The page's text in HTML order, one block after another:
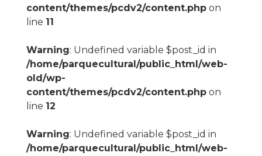
content/themes/pcdv2/content.phpon
line 11
Warning: Undefined variable $post_id in
/home/parquecultural/public_html/web-
old/wp-
content/themes/pcdv2/content.phpon
line 12
Warning: Undefined variable $post_id in
/home/parquecultural/public_html/web-